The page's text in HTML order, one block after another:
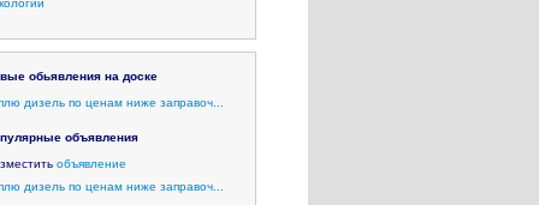
обьявления на доске
дизель по ценам ниже заправоч...
объявления
объявление
дизель по ценам ниже заправоч...